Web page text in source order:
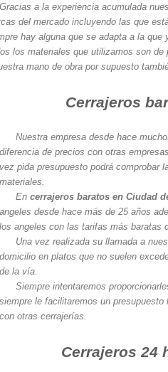
Gracias a la experiencia acumulada
del mercado incluyendo las que
hay alguna que se adapta a la que
los materiales que utilizamos son
mano de obra por supuesto
Cerrajeros
Nuestra empresa desde hace
diferencia de precios con otras
vez pida presupuesto podrá comprobar
materiales.
Encerrajeros baratos en Ciudad
angeles desde hace más de 25 años
los angeles con las tarifas más baratas
Una vez realizada su llamada a
domicilio en platos que no suelen
de la vía.
Siempre intentaremos
siempre le facilitaremos un
con otras cerrajerías.
Cerrajeros 24